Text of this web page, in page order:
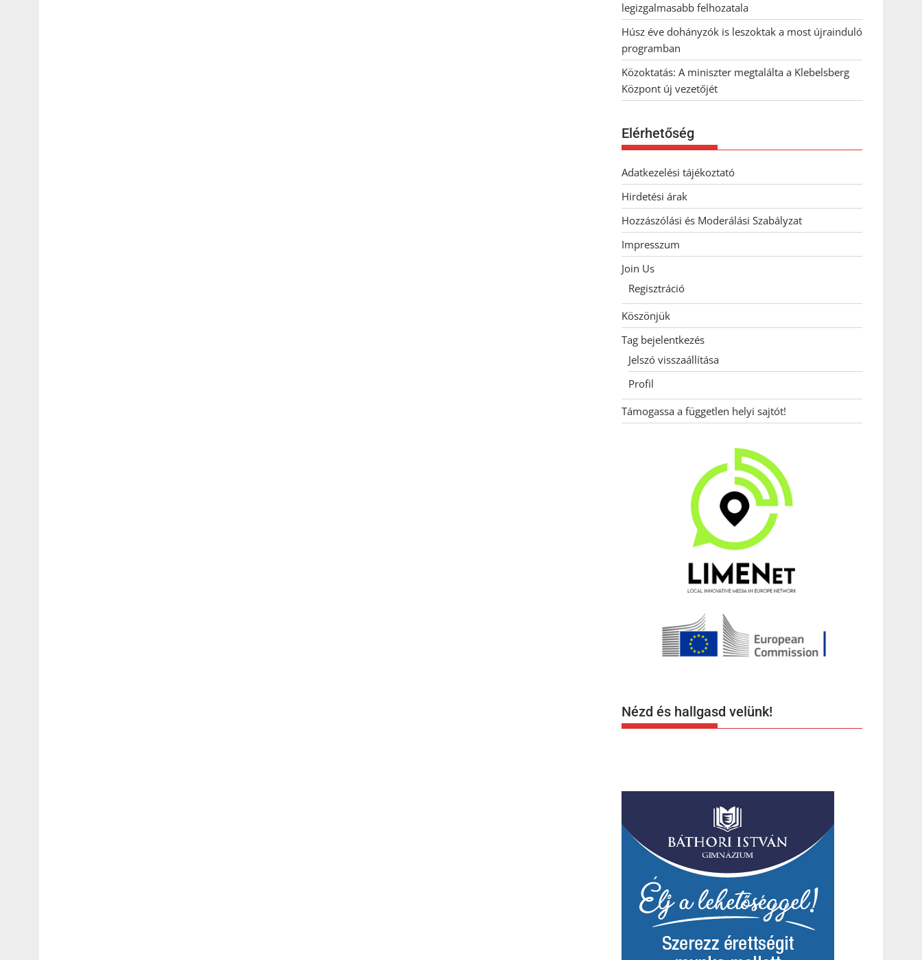
legizgalmasabb felhozatala
Húsz éve dohányzók is leszoktak a most újrainduló
programban
Közoktatás: A miniszter megtalálta a Klebelsberg
Központ új vezetőjét
Elérhetőség
Adatkezelési tájékoztató
Hirdetési árak
Hozzászólási és Moderálási Szabályzat
Impresszum
Join Us
Regisztráció
Köszönjük
Tag bejelentkezés
Jelszó visszaállítása
Profil
Támogassa a független helyi sajtót!
Nézd és hallgasd velünk!